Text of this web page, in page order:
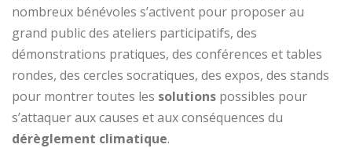
nombreux bénévoles s’activent pour proposer au
grand public des ateliers participatifs, des
démonstrations pratiques, des conférences et tables
rondes, des cercles socratiques, des expos, des stands
pour montrer toutes les solutions possibles pour
s’attaquer aux causes et aux conséquences du
dérèglement climatique.